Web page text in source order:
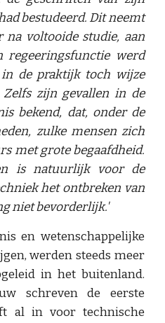
bestudeerd. Dit neemt
na voltooide studie, aan
regeeringsfunctie werd
de praktijk toch wijze
zijn gevallen in de
bekend, dat, onder de
zulke mensen zich
met grote begaafdheid.
is natuurlijk voor de
het ontbreken van
niet bevorderlijk.'
en wetenschappelijke
werden steeds meer
in het buitenland.
schreven de eerste
al in voor technische